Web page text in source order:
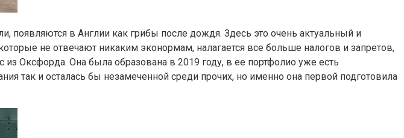
в Англии как грибы после дождя. Здесь это очень актуальный и
не отвечают никаким эконормам, налагается все больше налогов и запретов,
Оксфорда. Она была образована в 2019 году, в ее портфолио уже есть
так и осталась бы незамеченной среди прочих, но именно она первой подготовила